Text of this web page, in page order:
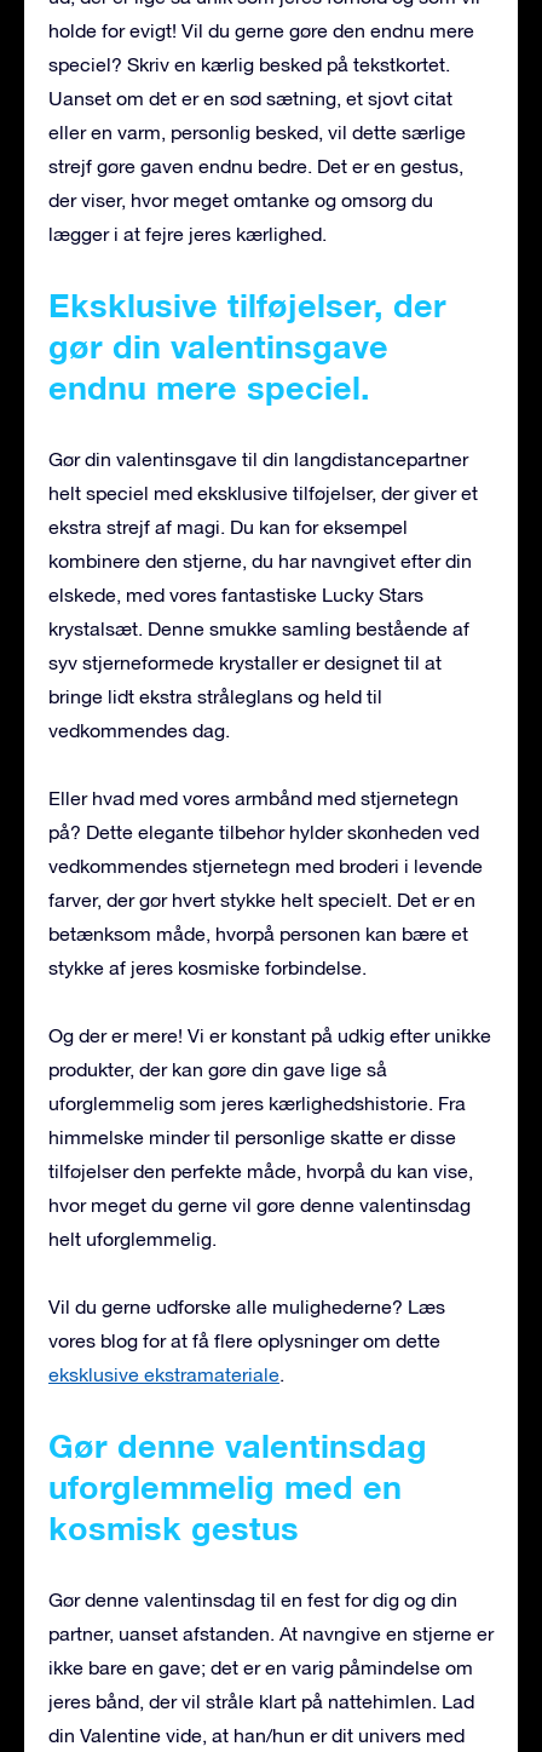
holde for evigt! Vil du gerne gøre den endnu mere
speciel? Skriv en kærlig besked på tekstkortet.
Uanset om det er en sød sætning, et sjovt citat
eller en varm, personlig besked, vil dette særlige
strejf gøre gaven endnu bedre. Det er en gestus,
der viser, hvor meget omtanke og omsorg du
lægger i at fejre jeres kærlighed.
Eksklusive tilføjelser, der
gør din valentinsgave
endnu mere speciel.
Gør din valentinsgave til din langdistancepartner
helt speciel med eksklusive tilføjelser, der giver et
ekstra strejf af magi. Du kan for eksempel
kombinere den stjerne, du har navngivet efter din
elskede, med vores fantastiske Lucky Stars
krystalsæt. Denne smukke samling bestående af
syv stjerneformede krystaller er designet til at
bringe lidt ekstra stråleglans og held til
vedkommendes dag.
Eller hvad med vores armbånd med stjernetegn
på? Dette elegante tilbehør hylder skønheden ved
vedkommendes stjernetegn med broderi i levende
farver, der gør hvert stykke helt specielt. Det er en
betænksom måde, hvorpå personen kan bære et
stykke af jeres kosmiske forbindelse.
Og der er mere! Vi er konstant på udkig efter unikke
produkter, der kan gøre din gave lige så
uforglemmelig som jeres kærlighedshistorie. Fra
himmelske minder til personlige skatte er disse
tilføjelser den perfekte måde, hvorpå du kan vise,
hvor meget du gerne vil gøre denne valentinsdag
helt uforglemmelig.
Vil du gerne udforske alle mulighederne? Læs
vores blog for at få flere oplysninger om dette
eksklusive ekstramateriale.
Gør denne valentinsdag
uforglemmelig med en
kosmisk gestus
Gør denne valentinsdag til en fest for dig og din
partner, uanset afstanden. At navngive en stjerne er
ikke bare en gave; det er en varig påmindelse om
jeres bånd, der vil stråle klart på nattehimlen. Lad
din Valentine vide, at han/hun er dit univers med